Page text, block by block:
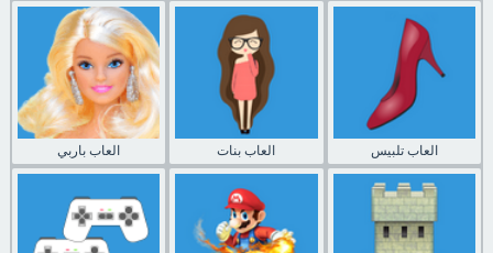
العاب باربي العاب بنات العاب تلبيس